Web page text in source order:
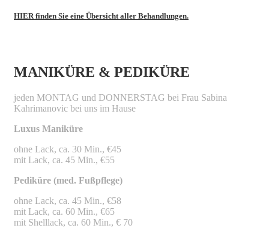
HIER finden Sie eine Übersicht aller Behandlungen.
MANIKÜRE & PEDIKÜRE
jeden MONTAG und DONNERSTAG bei Frau Sabina
Kahrimanovic bei uns im Hause
Luxus Maniküre
ohne Lack, ca. 30 Min., €45
mit Lack, ca. 45 Min., €55
Pediküre (med. Fußpflege)
ohne Lack, ca. 45 Min., €58
mit Lack, ca. 60 Min., €65
mit Shelllack, ca. 60 Min., € 70